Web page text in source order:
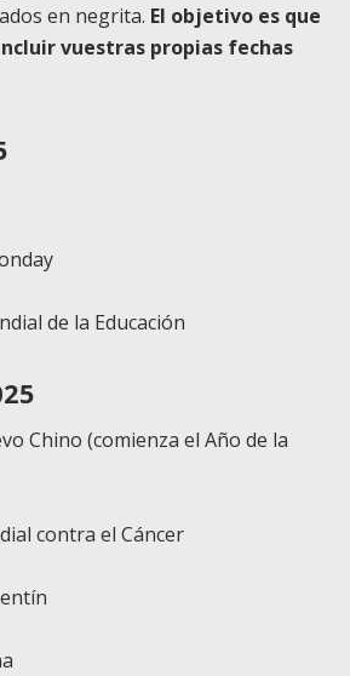
en negrita. El objetivo es que
vuestras propias fechas
de la Educación
Chino (comienza el Año de la
contra el Cáncer